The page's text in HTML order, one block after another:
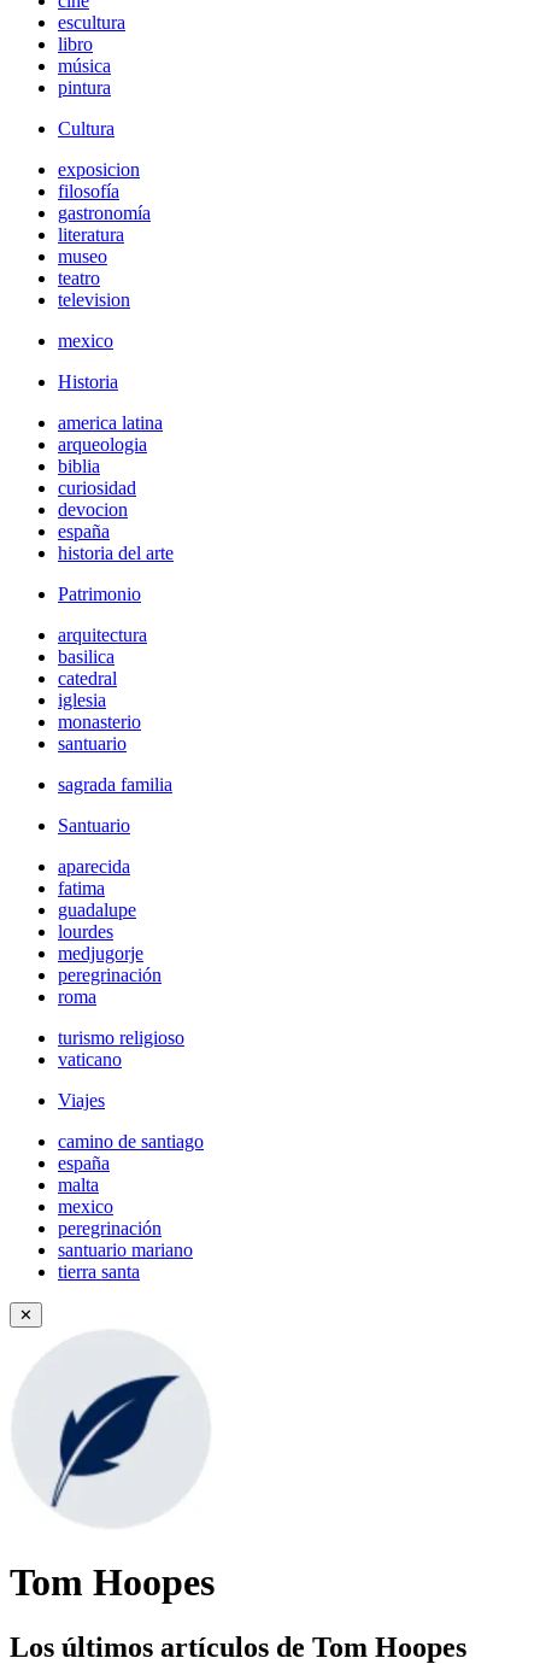
escultura
libro
música
pintura
Cultura
exposicion
filosofía
gastronomía
literatura
museo
teatro
television
mexico
Historia
america latina
arqueologia
biblia
curiosidad
devocion
españa
historia del arte
Patrimonio
arquitectura
basilica
catedral
iglesia
monasterio
santuario
sagrada familia
Santuario
aparecida
fatima
guadalupe
lourdes
medjugorje
peregrinación
roma
turismo religioso
vaticano
Viajes
camino de santiago
españa
malta
mexico
peregrinación
santuario mariano
tierra santa
✕
Tom Hoopes
Los últimos artículos de Tom Hoopes